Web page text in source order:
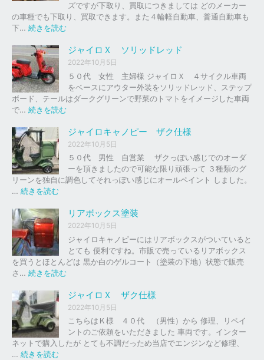
ズですが下取り、買取につきましては どのメーカー
の車種でも下取り、買取できます。また４輪軽自動車、普通自動車も
下… 続きを読む
ャ
イ
ロ
以
外
の
イ
ク
車
下
、
買
取
を
は
ま
し
た
。
ジャイロＸ ソリッドレッド
2022年10月5日
５０代 女性 主婦様 ジャイロＸ ４サイクル車両
をベースにアウター外装をソリッドレッド、ステップ
ボード、テールはダークグリーンで野菜のトマトをイメージした車両
で… 続きを読む
ャ
イ
ロ
ッ
ド
ッ
ド
ジャイロキャノピー ザク仕様
2022年10月5日
５０代 男性 自営業 ザクっぽい感じでのオーダ
ーを頂きましたので可能な限り頑張って ３種類のグ
リーンを独自に調色してそれっぽい感じにオールペイント しました。
… 続きを読む
イ
ロ
キ
ャ
ノ
ピ
ー
ザ
ク
仕
様
リアボックス塗装
2022年10月5日
ジャイロキャノピーにはリアボックスがついていると
とても 便利ですね。市販で売っているリアボックス
を買うとほとんどは 黒か白のゲルコート（塗装の下地）状態で販売
さ… 続きを読む
ア
ボ
ッ
ク
ス
ジャイロＸ ザク仕様
2022年10月5日
こちらはＫ様 ４０代 （男性）から 修理、リペイ
ントのご依頼をいただきました 車両です。インター
ネットで購入したが とても不調だっため当店でエンジンなど修理、
… 続きを読む